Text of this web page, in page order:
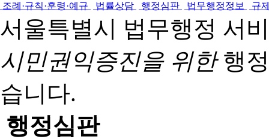
조례·규칙·훈령·예규 법률상담 행정심판 법무행정정보 규
서울특별시 법무행정 서
시민권익증진을 위한행
습니다.
행정심판